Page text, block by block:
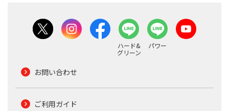
ハード&
グリーン
パワー
お問い合わせ
ご利用ガイド